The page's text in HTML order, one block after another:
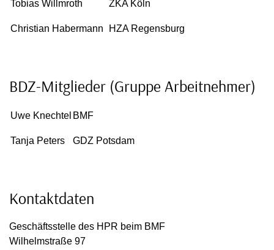
Tobias Willmroth ZKA Köln
Christian Habermann HZA Regensburg
BDZ-Mitglieder (Gruppe Arbeitnehmer)
Uwe Knechtel BMF
Tanja Peters GDZ Potsdam
Kontaktdaten
Geschäftsstelle des HPR beim BMF
Wilhelmstraße 97